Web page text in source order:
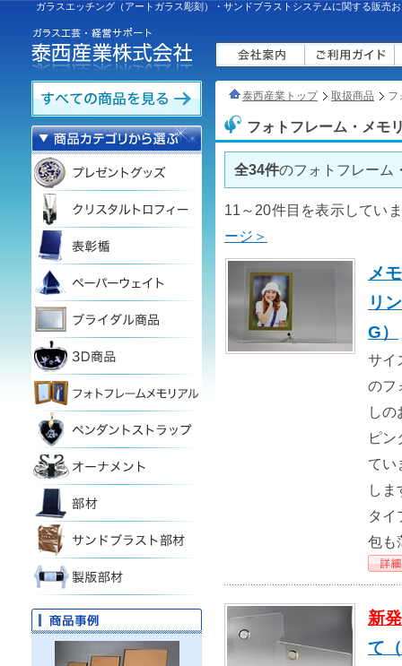
ガラスエッチング（アートガラス彫刻）・サンドブラストシステムに関する販売
泰西産業トップ 取扱商品 フ
フォトフレーム・メモ
全34件のフォトフレーム
11～20件目を表示して
ージ＞
メ
リ
G）
サイ
のフ
し
ピ
てい
し
タイ
包も
新
て